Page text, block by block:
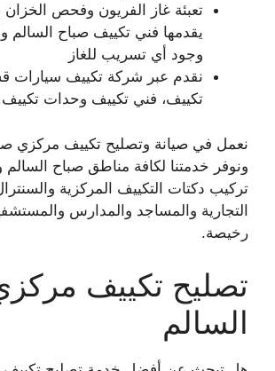
تعبئة غاز الفريون وفحص الخزان
يقدمها فني تكييف صباح السالم
وجود أي تسريب للغاز
نقدم عبر شركة تكييف سيارات
تكييف، فني تكييف وحدات
نعمل في صيانة وتصليح تكييف مركزي
ونوفر خدمتنا لكافة مناطق صباح
تركيب دكتات التكييف المركزية
التجارية والمساجد والمدارس
رخيصة.
تصليح تكييف
السالم